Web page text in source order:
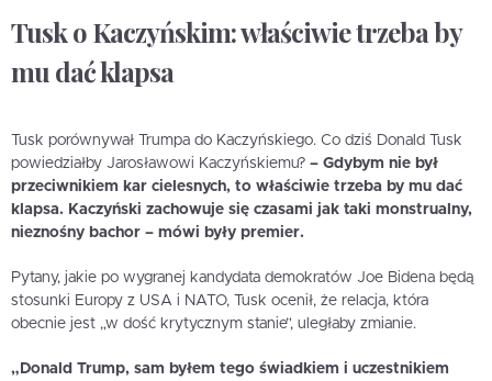
Tusk o Kaczyńskim: właściwie trzeba by
mu dać klapsa
Tusk porównywał Trumpa do Kaczyńskiego. Co dziś Donald Tusk
powiedziałby Jarosławowi Kaczyńskiemu? – Gdybym nie był
przeciwnikiem kar cielesnych, to właściwie trzeba by mu dać
klapsa. Kaczyński zachowuje się czasami jak taki monstrualny,
nieznośny bachor – mówi były premier.
Pytany, jakie po wygranej kandydata demokratów Joe Bidena będą
stosunki Europy z USA i NATO, Tusk ocenił, że relacja, która
obecnie jest „w dość krytycznym stanie”, uległaby zmianie.
„Donald Trump, sam byłem tego świadkiem i uczestnikiem